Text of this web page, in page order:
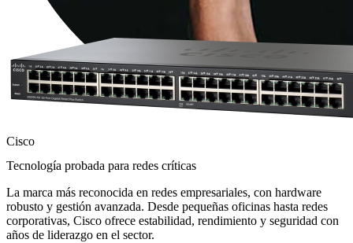
Cisco
Tecnología probada para redes críticas
La marca más reconocida en redes empresariales, con hardware
robusto y gestión avanzada. Desde pequeñas oficinas hasta redes
corporativas, Cisco ofrece estabilidad, rendimiento y seguridad con
años de liderazgo en el sector.